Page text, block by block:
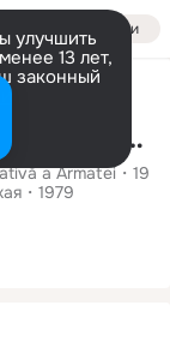
Войти
улучшить
13 лет,
законный
Jocuri Populare Româneşti
a Armatei
19
1979